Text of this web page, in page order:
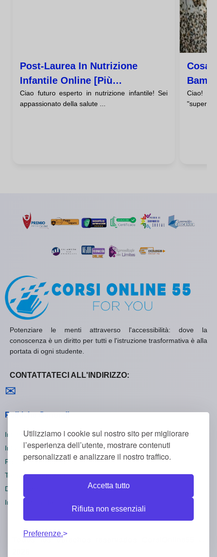
Utilizziamo i cookie sul nostro sito per migliorare
l’esperienza dell’utente, mostrare contenuti
personalizzati e analizzare il nostro traffico.
Accetta tutto
Rifiuta non essenziali
Preferenze.
Post-Laurea In Nutrizione
Infantile Online [più
Competitivo]
Ciao futuro esperto in nutrizione infantile! Sei
appassionato della salute ...
Cosa
Ciao! Ti
Potenziare le menti attraverso l'accessibilità: dove la
conoscenza è un diritto per tutti e l'istruzione trasformativa è alla
portata di ogni studente.
CONTATTATECI ALL'INDIRIZZO:
✉
Politiche Generali
Informativa sulla Privacy
Informativa sui Cookie
Politica di Rimborso
Termini e Condizioni
Disiscriversi
Impostazioni dei cookie
Todos los derechos reservados CorsiOnline55 ©